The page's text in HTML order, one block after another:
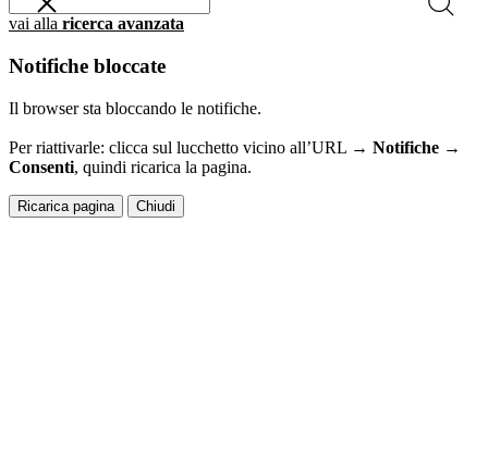
vai alla ricerca avanzata
Notifiche bloccate
Il browser sta bloccando le notifiche.
Per riattivarle: clicca sul lucchetto vicino all’URL → Notifiche →
Consenti, quindi ricarica la pagina.
Ricarica pagina Chiudi